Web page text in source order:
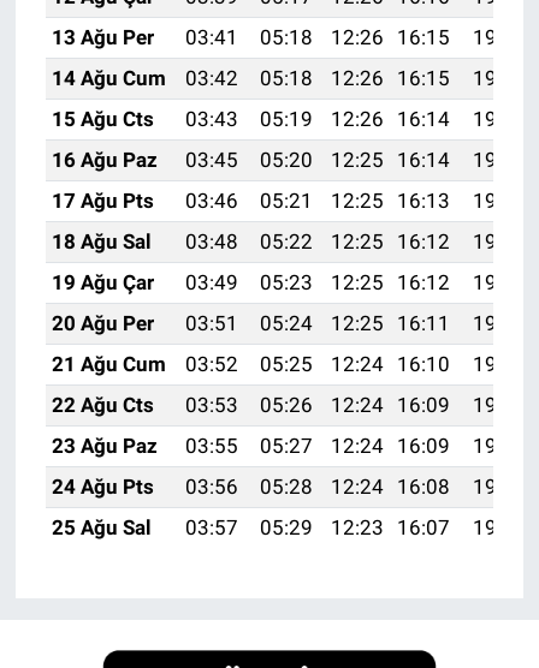
13 Ağu Per
03:41 05:18 12:26 16:15
19:25
14 Ağu Cum
03:42 05:18 12:26 16:15
19:23
15 Ağu Cts
03:43 05:19 12:26 16:14
19:22
16 Ağu Paz
03:45 05:20 12:25 16:14
19:20
17 Ağu Pts
03:46 05:21 12:25 16:13
19:19
18 Ağu Sal
03:48 05:22 12:25 16:12
19:18
19 Ağu Çar
03:49 05:23 12:25 16:12
19:16
20 Ağu Per
03:51 05:24 12:25 16:11
19:15
21 Ağu Cum
03:52 05:25 12:24 16:10
19:13
22 Ağu Cts
03:53 05:26 12:24 16:09
19:12
23 Ağu Paz
03:55 05:27 12:24 16:09
19:10
24 Ağu Pts
03:56 05:28 12:24 16:08
19:09
25 Ağu Sal
03:57 05:29 12:23 16:07 19:07